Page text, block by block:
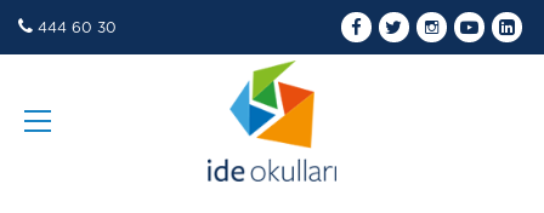
444 60 30